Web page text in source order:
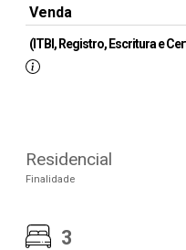
Venda
(ITBI, Registro, Escritura e
Residencial
Finalidade
3